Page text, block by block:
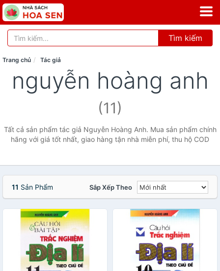
Tìm kiếm
Trang chủ Tác giả
nguyễn hoàng anh
(11)
Tất cả sản phẩm tác giả Nguyễn Hoàng Anh. Mua sản phẩm chính
hãng với giá tốt nhất, giao hàng tận nhà miễn phí, thu hộ COD
11 Sản Phẩm Sắp Xếp Theo